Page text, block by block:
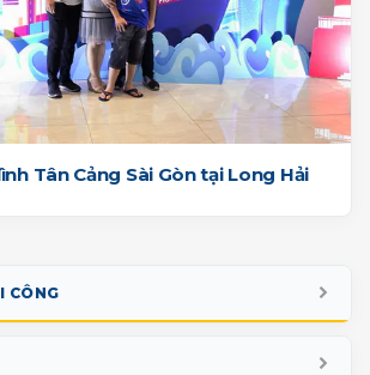
Tân Cảng Sài Gòn tại Long Hải
CÔNG